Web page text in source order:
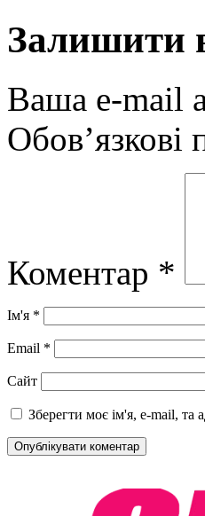
Залишити
Ваша e-mail
Обов’язкові
Коментар *
Ім'я *
Email *
Сайт
Зберегти моє ім'я, e-mail, та